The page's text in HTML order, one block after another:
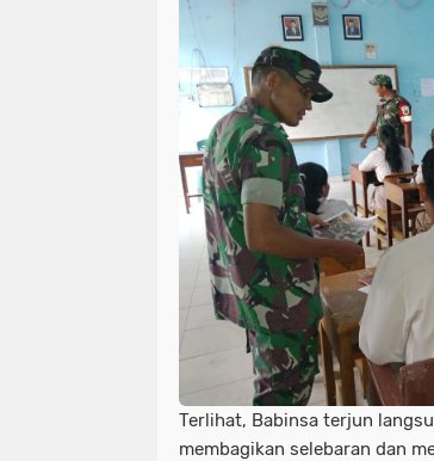
Terlihat, Babinsa terjun
membagikan selebaran dan